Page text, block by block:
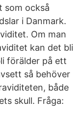
som också
i Danmark.
Om man
kan det bli
förälder på ett
så behöver
både
skull. Fråga: